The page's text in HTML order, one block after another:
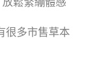
很多市售草本